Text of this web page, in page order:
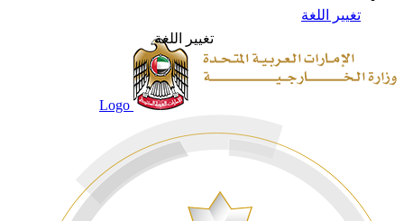
تغيير اللغة
تغيير اللغة
Logo